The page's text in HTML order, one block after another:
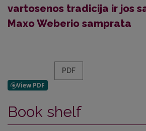
vartosenos tradicija ir jos
Maxo Weberio samprata
PDF
Book shelf